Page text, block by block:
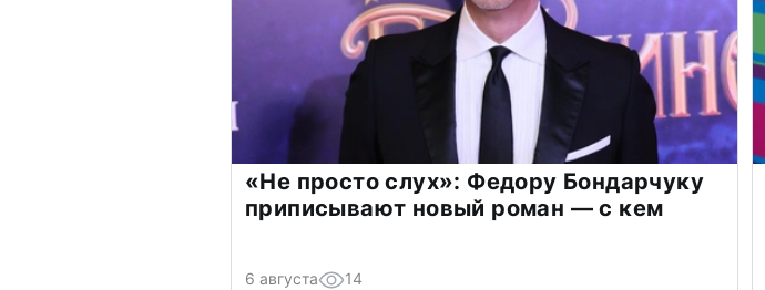
«Не просто слух»: Федору Бондарчуку
приписывают новый роман — с кем
6 августа 14